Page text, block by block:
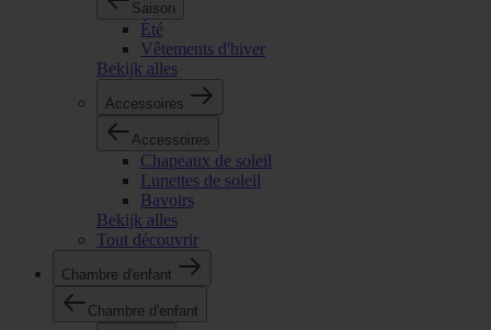
Saison
Été
Vêtements d'hiver
Bekijk alles
Accessoires
Accessoires
Chapeaux de soleil
Lunettes de soleil
Bavoirs
Bekijk alles
Tout découvrir
Chambre d'enfant
Chambre d'enfant